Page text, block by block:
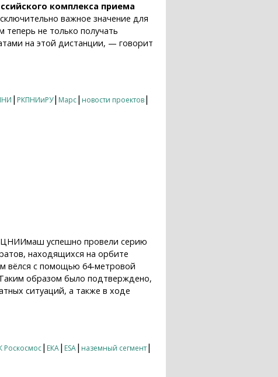
комплекса приема
важное значение для
не только получать
на этой дистанции, — говорит
| РКПНИиРУ| Марс| новости проектов|
ЦНИИмаш успешно провели серию
находящихся на орбите
вёлся с помощью 64-метровой
образом было подтверждено,
ситуаций, а также в ходе
Роскосмос| ЕКА| ESA| наземный сегмент|